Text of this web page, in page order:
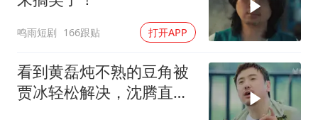
鸣雨短剧 166跟贴 打开APP
看到黄磊炖不熟的豆角被
贾冰轻松解决，沈腾直接